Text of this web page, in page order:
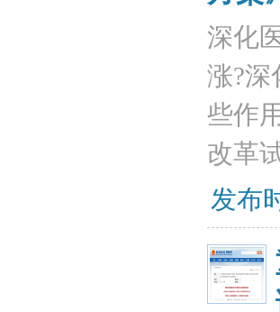
深化
涨?
些作
改革
发布